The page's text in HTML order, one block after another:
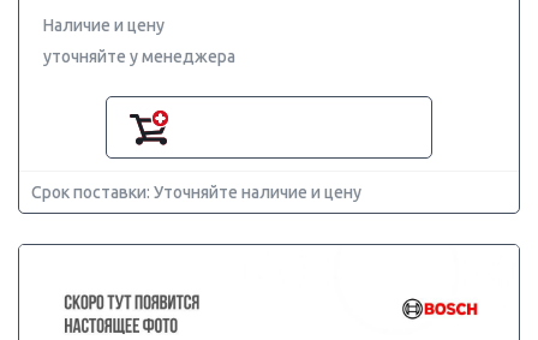
Наличие и цену
уточняйте у менеджера
Срок поставки: Уточняйте наличие и цену